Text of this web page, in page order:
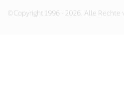
©Copyright 1996 - 2026. Alle Rechte